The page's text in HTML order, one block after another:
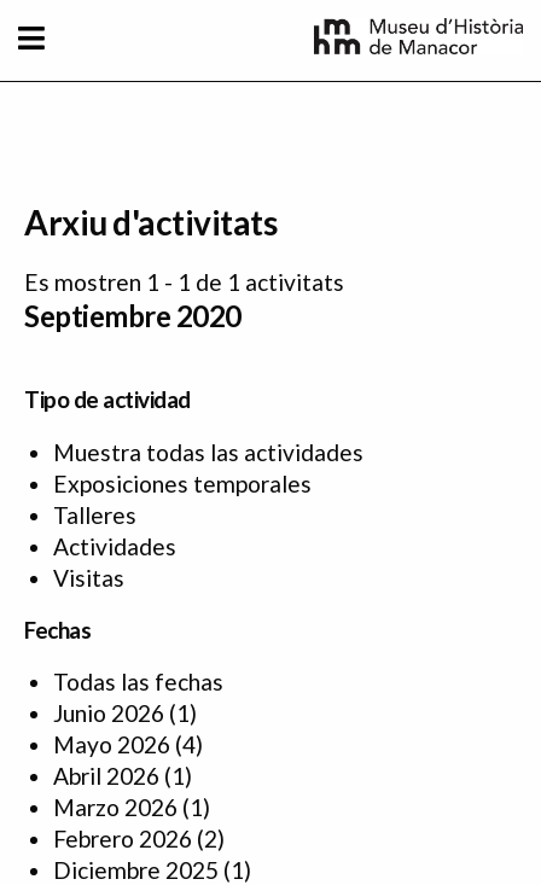
Arxiu d'activitats
Es mostren 1 - 1 de 1 activitats
Septiembre 2020
Tipo de actividad
Muestra todas las actividades
Exposiciones temporales
Talleres
Actividades
Visitas
Fechas
Todas las fechas
Junio 2026 (1)
Mayo 2026 (4)
Abril 2026 (1)
Marzo 2026 (1)
Febrero 2026 (2)
Diciembre 2025 (1)